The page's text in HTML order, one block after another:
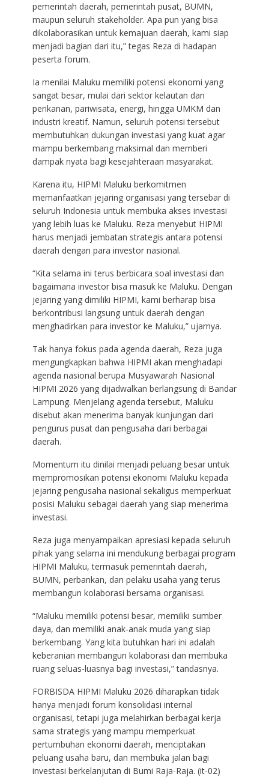
pemerintah daerah, pemerintah pusat, BUMN,
maupun seluruh stakeholder. Apa pun yang bisa
dikolaborasikan untuk kemajuan daerah, kami siap
menjadi bagian dari itu,” tegas Reza di hadapan
peserta forum.
Ia menilai Maluku memiliki potensi ekonomi yang
sangat besar, mulai dari sektor kelautan dan
perikanan, pariwisata, energi, hingga UMKM dan
industri kreatif. Namun, seluruh potensi tersebut
membutuhkan dukungan investasi yang kuat agar
mampu berkembang maksimal dan memberi
dampak nyata bagi kesejahteraan masyarakat.
Karena itu, HIPMI Maluku berkomitmen
memanfaatkan jejaring organisasi yang tersebar di
seluruh Indonesia untuk membuka akses investasi
yang lebih luas ke Maluku. Reza menyebut HIPMI
harus menjadi jembatan strategis antara potensi
daerah dengan para investor nasional.
“Kita selama ini terus berbicara soal investasi dan
bagaimana investor bisa masuk ke Maluku. Dengan
jejaring yang dimiliki HIPMI, kami berharap bisa
berkontribusi langsung untuk daerah dengan
menghadirkan para investor ke Maluku,” ujarnya.
Tak hanya fokus pada agenda daerah, Reza juga
mengungkapkan bahwa HIPMI akan menghadapi
agenda nasional berupa Musyawarah Nasional
HIPMI 2026 yang dijadwalkan berlangsung di Bandar
Lampung. Menjelang agenda tersebut, Maluku
disebut akan menerima banyak kunjungan dari
pengurus pusat dan pengusaha dari berbagai
daerah.
Momentum itu dinilai menjadi peluang besar untuk
mempromosikan potensi ekonomi Maluku kepada
jejaring pengusaha nasional sekaligus memperkuat
posisi Maluku sebagai daerah yang siap menerima
investasi.
Reza juga menyampaikan apresiasi kepada seluruh
pihak yang selama ini mendukung berbagai program
HIPMI Maluku, termasuk pemerintah daerah,
BUMN, perbankan, dan pelaku usaha yang terus
membangun kolaborasi bersama organisasi.
“Maluku memiliki potensi besar, memiliki sumber
daya, dan memiliki anak-anak muda yang siap
berkembang. Yang kita butuhkan hari ini adalah
keberanian membangun kolaborasi dan membuka
ruang seluas-luasnya bagi investasi,” tandasnya.
FORBISDA HIPMI Maluku 2026 diharapkan tidak
hanya menjadi forum konsolidasi internal
organisasi, tetapi juga melahirkan berbagai kerja
sama strategis yang mampu memperkuat
pertumbuhan ekonomi daerah, menciptakan
peluang usaha baru, dan membuka jalan bagi
investasi berkelanjutan di Bumi Raja-Raja. (it-02)